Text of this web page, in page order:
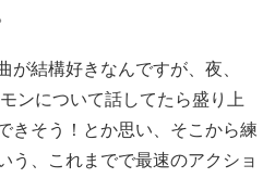
が結構好きなんですが、夜、
ンについて話してたら盛り上
きそう！とか思い、そこから練
う、これまでで最速のアクショ